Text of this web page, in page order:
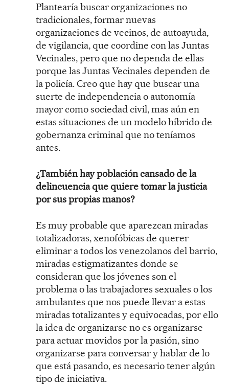
Plantearía buscar organizaciones no
tradicionales, formar nuevas
organizaciones de vecinos, de autoayuda,
de vigilancia, que coordine con las Juntas
Vecinales, pero que no dependa de ellas
porque las Juntas Vecinales dependen de
la policía. Creo que hay que buscar una
suerte de independencia o autonomía
mayor como sociedad civil, mas aún en
estas situaciones de un modelo híbrido de
gobernanza criminal que no teníamos
antes.
¿También hay población cansado de la
delincuencia que quiere tomar la justicia
por sus propias manos?
Es muy probable que aparezcan miradas
totalizadoras, xenofóbicas de querer
eliminar a todos los venezolanos del barrio,
miradas estigmatizantes donde se
consideran que los jóvenes son el
problema o las trabajadores sexuales o los
ambulantes que nos puede llevar a estas
miradas totalizantes y equivocadas, por ello
la idea de organizarse no es organizarse
para actuar movidos por la pasión, sino
organizarse para conversar y hablar de lo
que está pasando, es necesario tener algún
tipo de iniciativa.